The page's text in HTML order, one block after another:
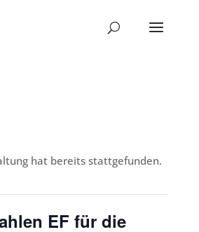
hat bereits stattgefunden.
EF für die